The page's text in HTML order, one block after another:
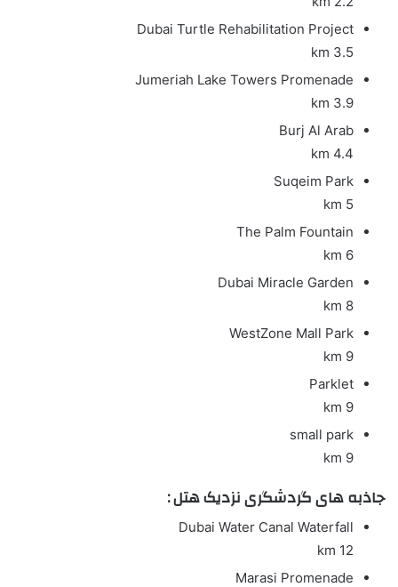
Dubai Turtle Rehabilitation Project
3.5 km
Jumeriah Lake Towers Promenade
3.9 km
Burj Al Arab
4.4 km
Suqeim Park
5 km
The Palm Fountain
6 km
Dubai Miracle Garden
8 km
WestZone Mall Park
9 km
Parklet
9 km
small park
9 km
جاذبه های گردشگری نزدیک هتل :
Dubai Water Canal Waterfall
12 km
Marasi Promenade